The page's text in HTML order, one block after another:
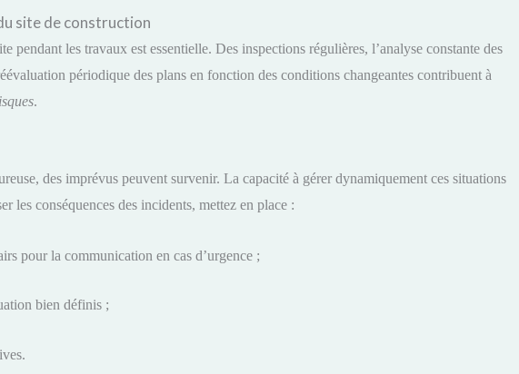
site de construction
pendant les travaux est essentielle. Des inspections régulières, l’analyse constante des
périodique des plans en fonction des conditions changeantes contribuent à
.
des imprévus peuvent survenir. La capacité à gérer dynamiquement ces situations
les conséquences des incidents, mettez en place :
pour la communication en cas d’urgence ;
bien définis ;